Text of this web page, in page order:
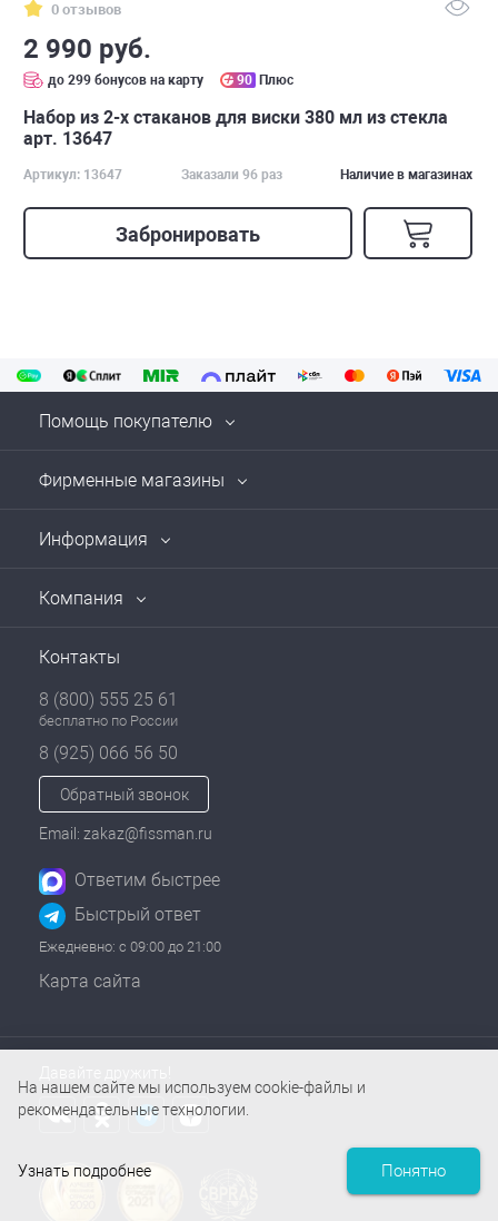
0 отзывов
2 990 руб.
до 299 бонусов на карту 90 Плюс
Набор из 2-х стаканов для виски 380 мл из стекла
арт. 13647
Артикул: 13647 Заказали 96 раз Наличие в магазинах
Забронировать
Помощь покупателю
Фирменные магазины
Информация
Компания
Контакты
8 (800) 555 25 61
бесплатно по России
8 (925) 066 56 50
Обратный звонок
Email: zakaz@fissman.ru
Ответим быстрее
Быстрый ответ
Ежедневно: с 09:00 до 21:00
Карта сайта
На нашем сайте мы используем cookie-файлы и
рекомендательные технологии.
Узнать подробнее Понятно